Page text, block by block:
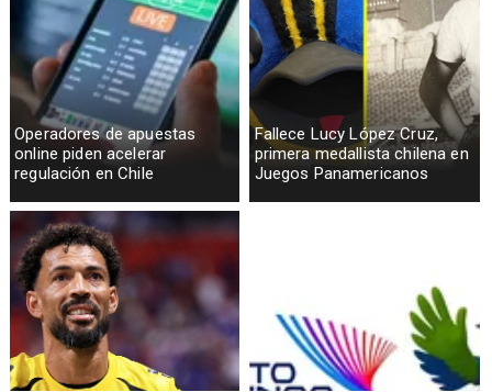
Operadores de apuestas
online piden acelerar
regulación en Chile
Fallece Lucy López Cruz,
primera medallista chilena en
Juegos Panamericanos